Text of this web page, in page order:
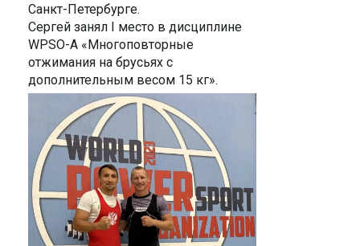
Санкт-Петербурге.
Сергей занял I место в дисциплине
WPSO-A «Многоповторные
отжимания на брусьях с
дополнительным весом 15 кг».